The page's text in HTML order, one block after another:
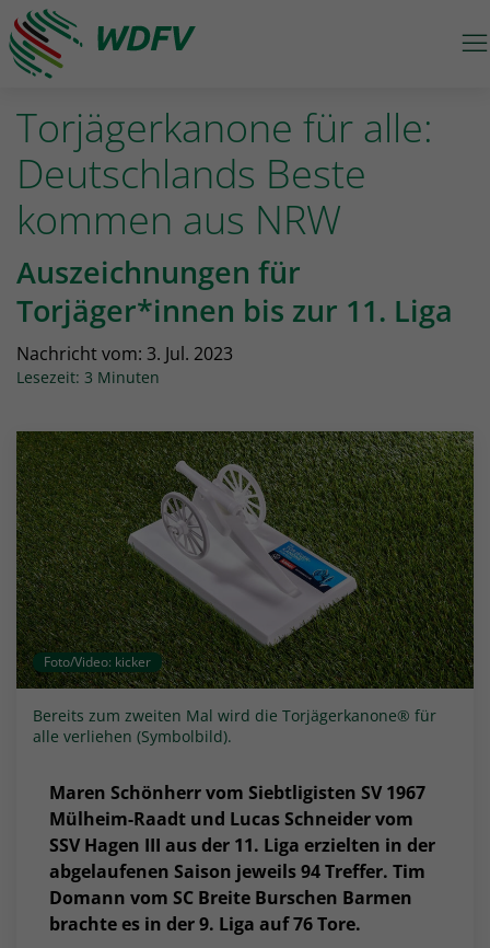
Logo: wdfv führt zur Starseite
Torjägerkanone für alle:
Deutschlands Beste
kommen aus NRW
Auszeichnungen für
Torjäger*innen bis zur 11. Liga
Nachricht vom: 3. Jul. 2023
Lesezeit: 3 Minuten
Foto/Video: kicker
Bereits zum zweiten Mal wird die Torjägerkanone® für
alle verliehen (Symbolbild).
Maren Schönherr vom Siebtligisten SV 1967
Mülheim-Raadt und Lucas Schneider vom
SSV Hagen III aus der 11. Liga erzielten in der
abgelaufenen Saison jeweils 94 Treffer. Tim
Domann vom SC Breite Burschen Barmen
brachte es in der 9. Liga auf 76 Tore.